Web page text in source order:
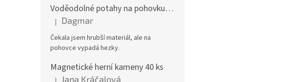
Voděodolné potahy na pohovku se vzorem
Hodnocení produktu je 4 z 5 hvězdiček.
| Dagmar
Čekala jsem hrubší materiál, ale na
pohovce vypadá hezky.
Magnetické herní kameny 40 ks
Jana Kráčalová